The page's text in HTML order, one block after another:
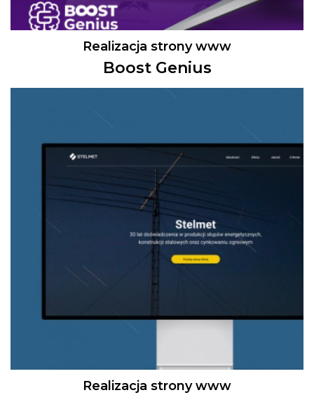
Realizacja strony www
Boost Genius
Realizacja strony www